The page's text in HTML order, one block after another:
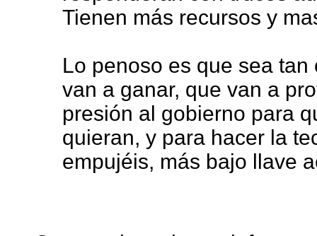
Tienen más recursos y
Lo penoso es que sea
van a ganar, que van a
presión al gobierno para
quieran, y para hacer la
empujéis, más bajo llave